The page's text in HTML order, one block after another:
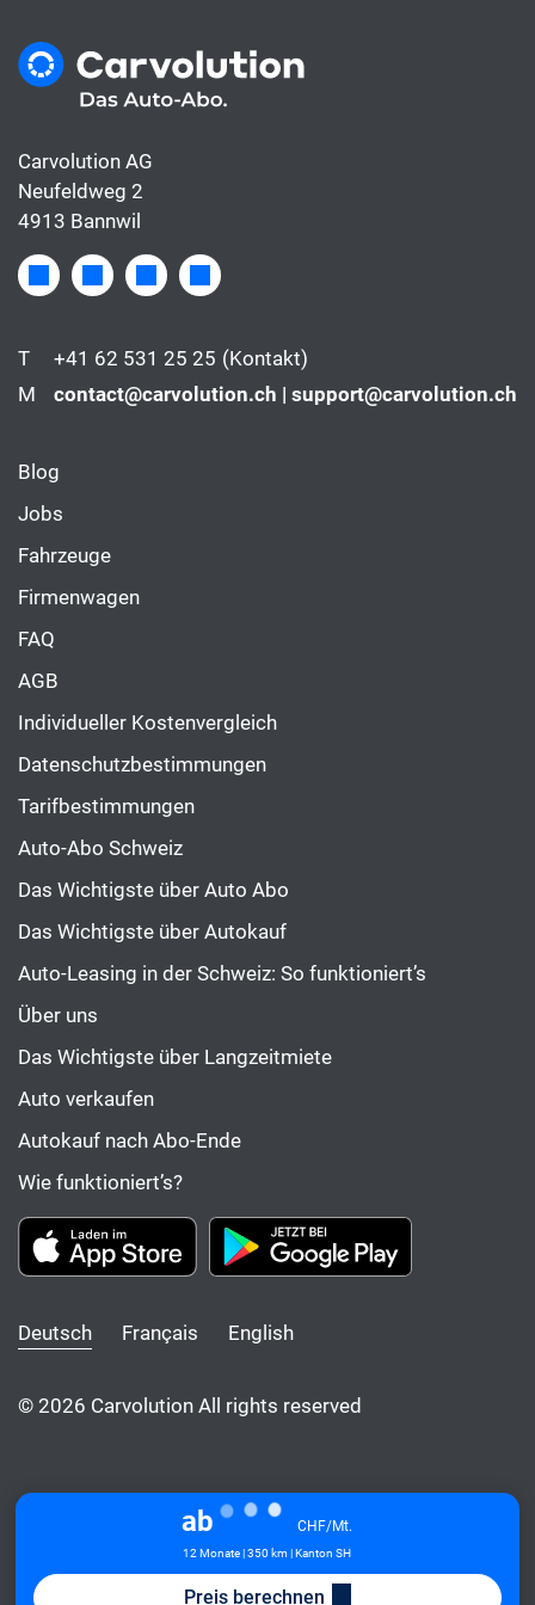
ab CHF/Mt.
12 Monate | 350 km | Kanton SH
Preis berechnen
Carvolution AG
Neufeldweg 2
4913 Bannwil
T +41 62 531 25 25 (Kontakt)
M
contact@carvolution.ch | support@carvolution.ch
Blog
Jobs
Fahrzeuge
Firmenwagen
FAQ
AGB
Individueller Kostenvergleich
Datenschutzbestimmungen
Tarifbestimmungen
Auto-Abo Schweiz
Das Wichtigste über Auto Abo
Das Wichtigste über Autokauf
Auto-Leasing in der Schweiz: So funktioniert’s
Über uns
Das Wichtigste über Langzeitmiete
Auto verkaufen
Autokauf nach Abo-Ende
Wie funktioniert’s?
Deutsch Français English
© 2026 Carvolution All rights reserved